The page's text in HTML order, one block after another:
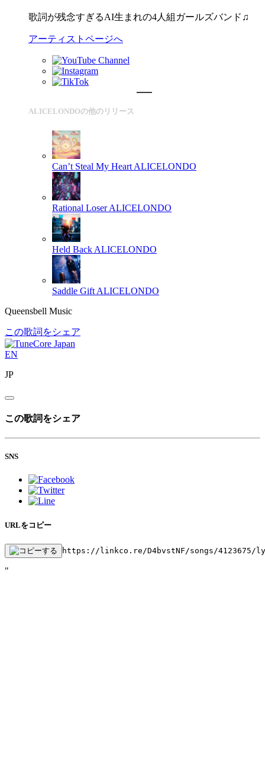
歌詞が残念すぎるAI生まれの4人組ガールズバンド♫
アーティストページへ
ALICELONDOの他のリリース
Can’t Steal My Heart ALICELONDO
Rational Loser ALICELONDO
Held Back ALICELONDO
Saddle Gift ALICELONDO
Queensbell Music
この歌詞をシェア
EN
JP
この歌詞をシェア
SNS
URLをコピー
https://linkco.re/D4bvstNF/songs/4123675/
"